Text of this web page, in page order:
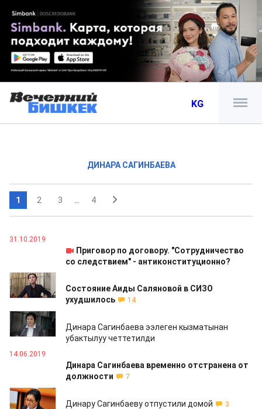
KG
ДИНАРА САГИНБАЕВА
1 2 3 4
31.10.2019
Приговор по договору. "Сотрудничество
со следствием" - антиконституционно?
30.07.2019
Состояние Аиды Саляновой в СИЗО
ухудшилось
14
14.06.2019
Динара Сагинбаева ээлеген кызматынан
убактылуу четтетилди
14.06.2019
Динара Сагинбаева временно отстранена от
должности
7
23.05.2019
Динару Сагинбаеву отпустили домой
3